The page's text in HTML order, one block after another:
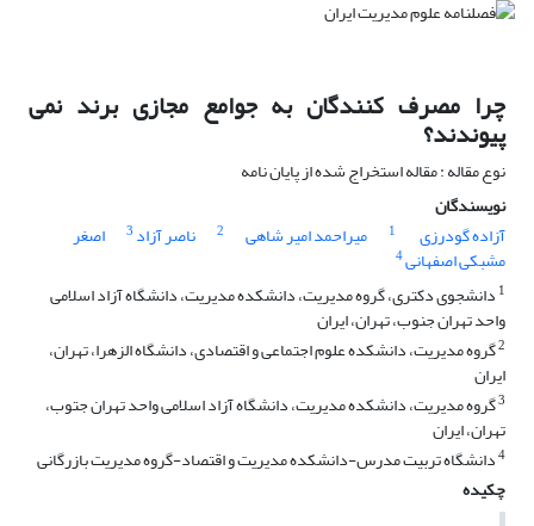
چرا مصرف کنندگان به جوامع مجازی برند نمی
پیوندند؟
نوع مقاله : مقاله استخراج شده از پایان نامه
نویسندگان
آزاده گودرزی
1 میراحمد امیر شاهی 2 ناصر آزاد 3 اصغر
مشبکی اصفهانی4
1 دانشجوی دکتری، گروه مدیریت، دانشکده مدیریت، دانشگاه آزاد اسلامی
واحد تهران جنوب، تهران، ایران
2گروه مدیریت، دانشکده علوم اجتماعی و اقتصادی، دانشگاه الزهرا، تهران،
ایران
3گروه مدیریت، دانشکده مدیریت، دانشگاه آزاد اسلامی واحد تهران جتوب،
تهران، ایران
4دانشگاه تربیت مدرس-دانشکده مدیریت و اقتصاد-گروه مدیریت بازرگانی
چکیده